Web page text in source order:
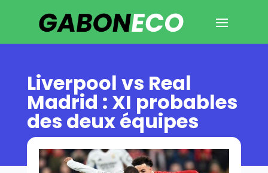
Liverpool vs Real
Madrid : XI probables
des deux équipes